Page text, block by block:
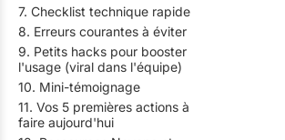
7. Checklist technique rapide
8. Erreurs courantes à éviter
9. Petits hacks pour booster
l'usage (viral dans l'équipe)
10. Mini-témoignage
11. Vos 5 premières actions à
faire aujourd'hui